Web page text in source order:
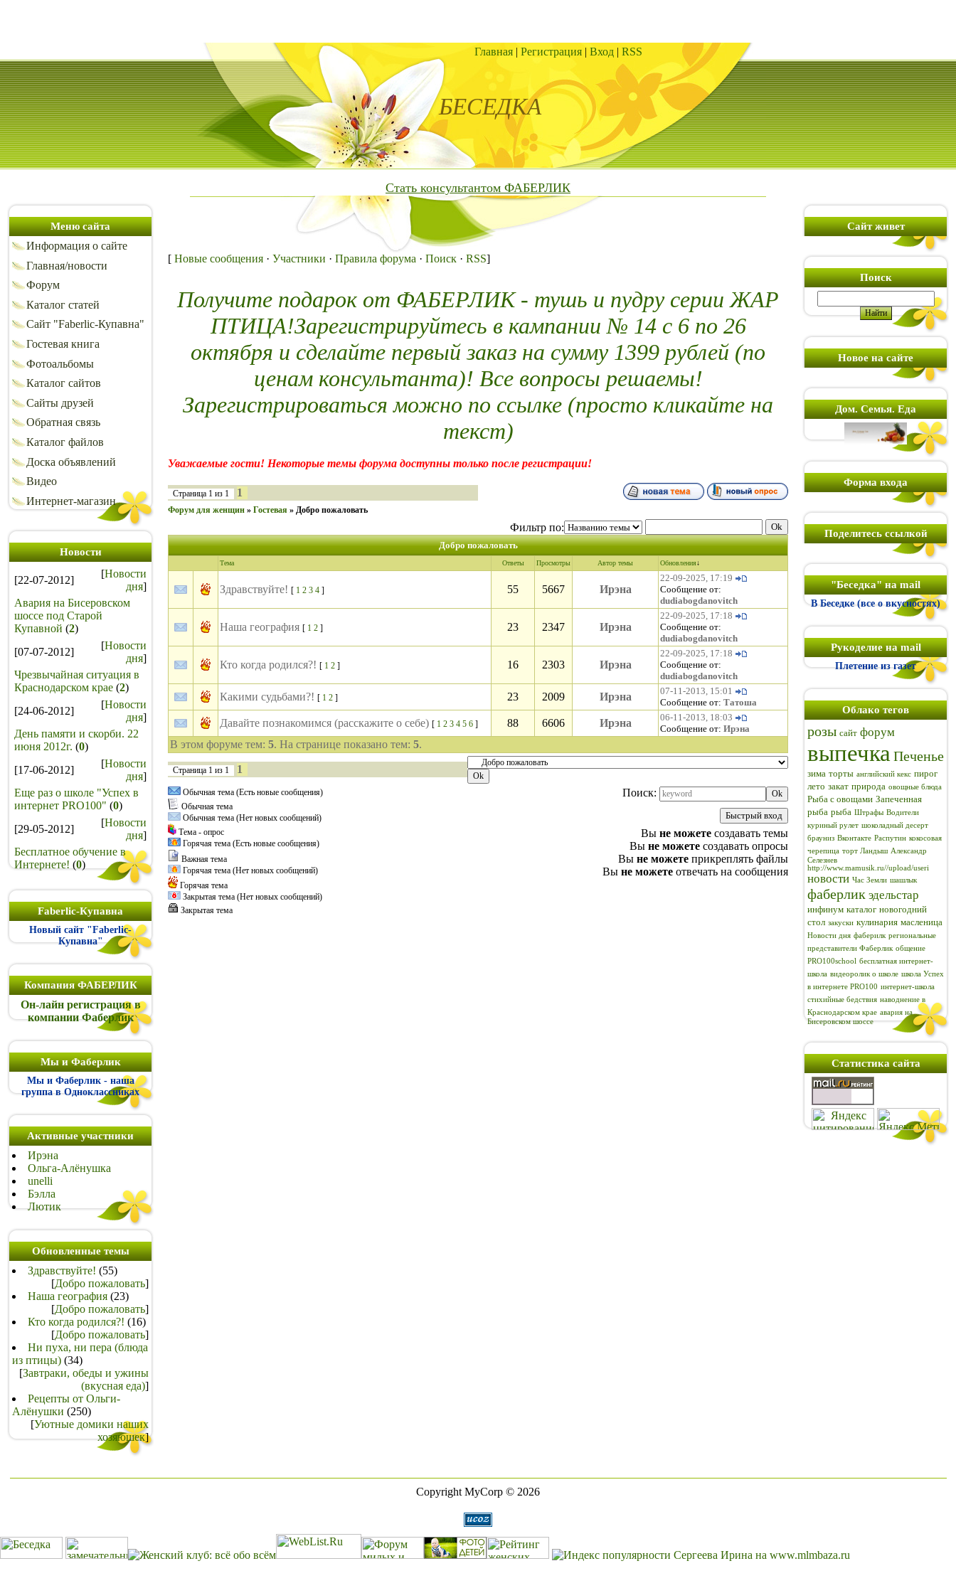
Главная | Регистрация | Вход | RSS
БЕСЕДКА
Стать консультантом ФАБЕРЛИК
Меню сайта
Информация о сайте
Главная/новости
Форум
Каталог статей
Сайт "Faberlic-Купавна"
Гостевая книга
Фотоальбомы
Каталог сайтов
Сайты друзей
Обратная связь
Каталог файлов
Доска объявлений
Видео
Интернет-магазин
Новости
[22-07-2012]
[Новости
дня]
Авария на Бисеровском
шоссе под Старой
Купавной (2)
[07-07-2012]
[Новости
дня]
Чрезвычайная ситуация в
Краснодарском крае (2)
[24-06-2012]
[Новости
дня]
День памяти и скорби. 22
июня 2012г. (0)
[17-06-2012]
[Новости
дня]
Еще раз о школе "Успех в
интернет PRO100" (0)
[29-05-2012]
[Новости
дня]
Бесплатное обучение в
Интернете! (0)
Faberlic-Купавна
Новый сайт "Faberlic-
Купавна"
Компания ФАБЕРЛИК
Он-лайн регистрация в
компании Фаберлик
Мы и Фаберлик
Мы и Фаберлик - наша
группа в Одноклассниках
Активные участники
Ирэна
Ольга-Алёнушка
unelli
Бэлла
Лютик
Обновленные темы
Здравствуйте! (55)
[Добро пожаловать]
Наша география (23)
[Добро пожаловать]
Кто когда родился?! (16)
[Добро пожаловать]
Ни пуха, ни пера (блюда
из птицы) (34)
[Завтраки, обеды и ужины
(вкусная еда)]
Рецепты от Ольги-
Алёнушки (250)
[Уютные домики наших
хозяюшек]
[ Новые сообщения · Участники · Правила форума · Поиск · RSS]
Получите подарок от ФАБЕРЛИК - тушь и пудру серии ЖАР
ПТИЦА!Зарегистрируйтесь в кампании № 14 с 6 по 26
октября и сделайте первый заказ на сумму 1399 рублей (по
ценам консультанта)! Все вопросы решаемы!
Зарегистрироваться можно по ссылке (просто кликайте на
текст)
Уважаемые гости! Некоторые темы форума доступны только после регистрации!
Страница 1 из 1 1
Форум для женщин » Гостевая » Добро пожаловать
Фильтр по:
Добро пожаловать
Тема Ответы Просмотры Автор темы Обновления↓
Здравствуйте! [ 1 2 3 4 ] 55 5667 Ирэна
22-09-2025, 17:19
Сообщение от:
dudiabogdanovitch
Наша география [ 1 2 ] 23 2347 Ирэна
22-09-2025, 17:18
Сообщение от:
dudiabogdanovitch
Кто когда родился?! [ 1 2 ] 16 2303 Ирэна
22-09-2025, 17:18
Сообщение от:
dudiabogdanovitch
Какими судьбами?! [ 1 2 ] 23 2009 Ирэна
07-11-2013, 15:01
Сообщение от: Татоша
Давайте познакомимся (расскажите о себе) [ 1 2 3 4 5 6 ] 88 6606 Ирэна
06-11-2013, 18:03
Сообщение от: Ирэна
В этом форуме тем: 5. На странице показано тем: 5.
Страница 1 из 1 1
Обычная тема (Есть новые сообщения)
Обычная тема
Обычная тема (Нет новых сообщений)
Тема - опрос
Горячая тема (Есть новые сообщения)
Важная тема
Горячая тема (Нет новых сообщений)
Горячая тема
Закрытая тема (Нет новых сообщений)
Закрытая тема
Поиск:
Вы не можете создавать темы
Вы не можете создавать опросы
Вы не можете прикреплять файлы
Вы не можете отвечать на сообщения
Сайт живет
Поиск
Новое на сайте
Дом. Семья. Еда
Форма входа
Поделитесь ссылкой
"Беседка" на mail
В Беседке (все о вкусностях)
Рукоделие на mail
Плетение из газет
Облако тегов
розы сайт форум
выпечка Печенье
зима торты английский кекс пирог
лето закат природа овощные блюда
Рыба с овощами Запеченная
рыба рыба Штрафы Водители
куриный рулет шоколадный десерт
брауниз Вконтакте Распутин кокосовая
черепица торт Ландыш Александр
Селезнев
http://www.mamusik.ru//upload/useri
новости Час Земли шашлык
фаберлик эдельстар
инфинум каталог новогодний
стол закуски кулинария масленица
Новости дня фаберилк региональные
представители Фаберлик общение
PRO100school бесплатная интернет-
школа видеоролик о школе школа Успех
в интернете PRO100 интернет-школа
стихийные бедствия наводнение в
Краснодарском крае авария на
Бисеровском шоссе
Статистика сайта
Copyright MyCorp © 2026